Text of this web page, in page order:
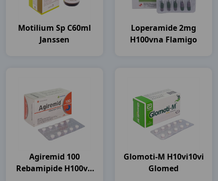
Motilium Sp C60ml
Janssen
Loperamide 2mg
H100vna Flamigo
Agiremid 100
Rebamipide H100vn
Glomoti-M H10vi10vi
Glomed